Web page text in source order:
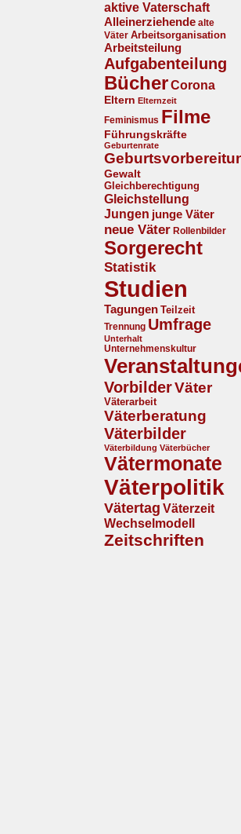
aktive Vaterschaft
Alleinerziehende alte
Väter Arbeitsorganisation
Arbeitsteilung
Aufgabenteilung
BücherCorona
Eltern Elternzeit
Feminismus Filme
Führungskräfte
Geburtenrate
Gewalt
Gleichberechtigung
Gleichstellung
Jungen junge Väter
neue Väter Rollenbilder
Sorgerecht
Statistik
Studien
Tagungen Teilzeit
Trennung Umfrage
Unterhalt
Unternehmenskultur
VorbilderVäter
Väterarbeit
Väterberatung
Väterbilder
Väterbildung Väterbücher
Vätermonate
Väterpolitik
Vätertag Väterzeit
Wechselmodell
Zeitschriften